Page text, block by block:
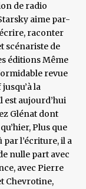
de radio
aime par-
raconter
scénariste de
éditions Même
revue
la
est aujourd’hui
Glénat dont
Plus que
par l’écriture, il a
nulle part avec
avec Pierre
Chevrotine,